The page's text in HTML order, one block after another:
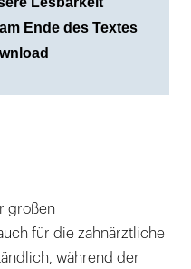
Ende des Textes
großen
für die zahnärztliche
während der